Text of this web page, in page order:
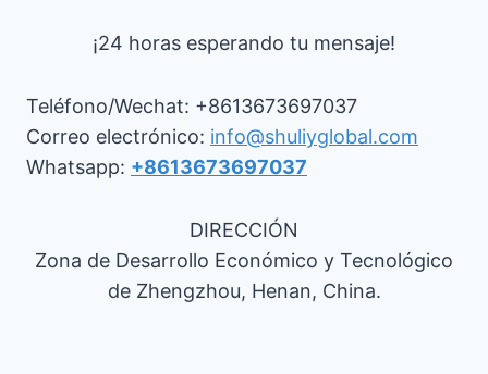
¡24 horas esperando tu mensaje!
Teléfono/Wechat: +8613673697037
Correo electrónico: info@shuliyglobal.com
Whatsapp: +8613673697037
DIRECCIÓN
Zona de Desarrollo Económico y Tecnológico
de Zhengzhou, Henan, China.